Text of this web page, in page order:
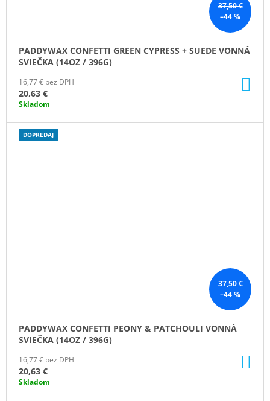
37,50 €
–44 %
PADDYWAX CONFETTI GREEN CYPRESS + SUEDE VONNÁ
SVIEČKA (14OZ / 396G)
16,77 € bez DPH
20,63 €
Skladom
37,50 €
–44 %
DOPREDAJ
PADDYWAX CONFETTI PEONY & PATCHOULI VONNÁ
SVIEČKA (14OZ / 396G)
16,77 € bez DPH
20,63 €
Skladom